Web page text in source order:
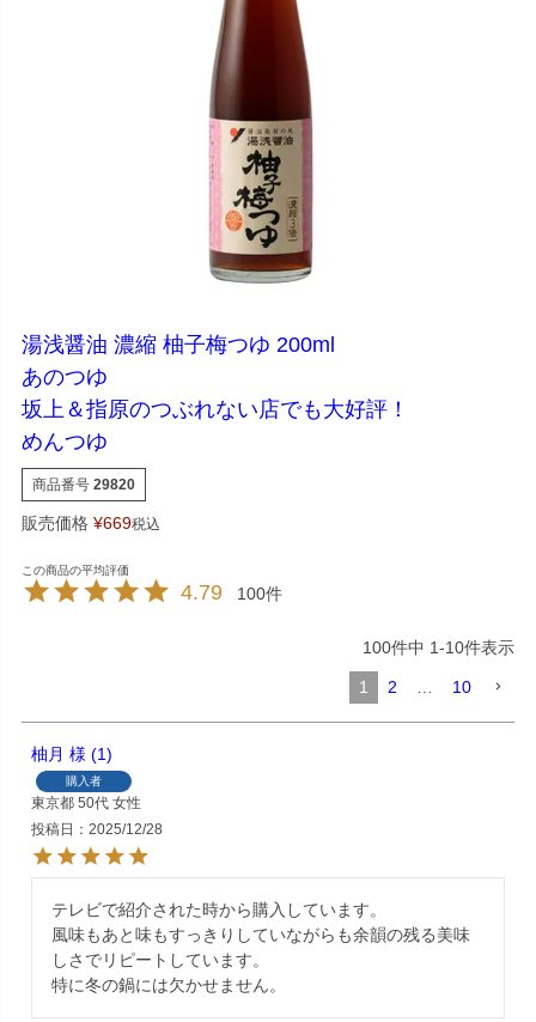
湯浅醤油 濃縮 柚子梅つゆ 200ml
あのつゆ
坂上＆指原のつぶれない店でも大好評！
めんつゆ
商品番号 29820
販売価格 ¥669税込
4.79 100
100件中 1-10件表示
1 2 … 10
柚月 1
購入者
東京都 50代 女性
投稿日
2025/12/28
テレビで紹介された時から購入しています。
風味もあと味もすっきりしていながらも余韻の残る美味
しさでリピートしています。
特に冬の鍋には欠かせません。